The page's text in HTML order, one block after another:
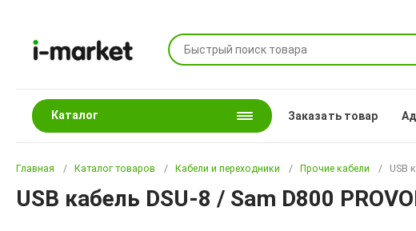
Каталог Заказать товар
Главная Каталог товаров Кабели и переходники Прочие кабели USB
USB кабель DSU-8 / Sam D800